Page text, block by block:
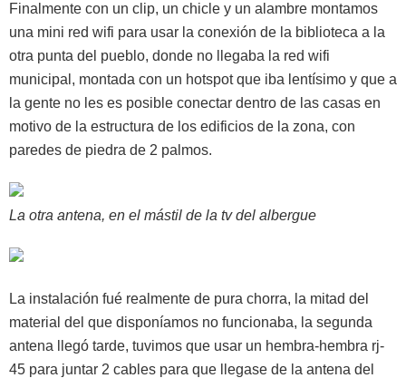
Finalmente con un clip, un chicle y un alambre montamos
una mini red wifi para usar la conexión de la biblioteca a la
otra punta del pueblo, donde no llegaba la red wifi
municipal, montada con un hotspot que iba lentísimo y que a
la gente no les es posible conectar dentro de las casas en
motivo de la estructura de los edificios de la zona, con
paredes de piedra de 2 palmos.
La otra antena, en el mástil de la tv del albergue
La instalación fué realmente de pura chorra, la mitad del
material del que disponíamos no funcionaba, la segunda
antena llegó tarde, tuvimos que usar un hembra-hembra rj-
45 para juntar 2 cables para que llegase de la antena del